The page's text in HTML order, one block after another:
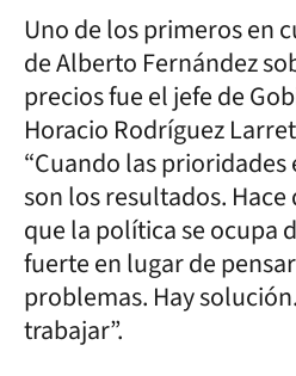
Uno de los primeros en
de Alberto Fernández
precios fue el jefe de
Horacio Rodríguez
“Cuando las prioridades
son los resultados.
que la política se ocupa
fuerte en lugar de
problemas. Hay
trabajar”.